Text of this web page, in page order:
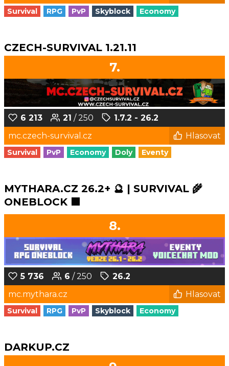
Survival RPG PvP Skyblock Economy
CZECH-SURVIVAL 1.21.11
7.
6 213 21 / 250
1.7.2 - 26.2
mc.czech-survival.cz
Hlasovat
Survival PvP Economy Doly Eventy
MYTHARA.CZ 26.2+ 🔮 | SURVIVAL 🌾
ONEBLOCK 🟩
8.
5 736 6 / 250
26.2
mc.mythara.cz
Hlasovat
Survival RPG PvP Skyblock Economy
DARKUP.CZ